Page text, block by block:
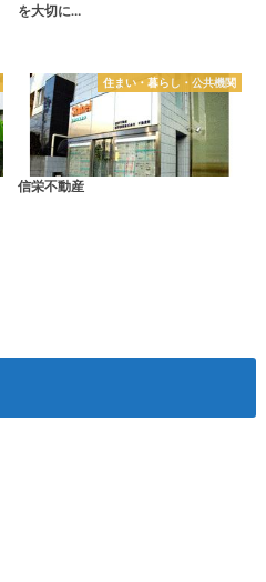
を大切に…
住まい・暮らし・公共機関
信栄不動産